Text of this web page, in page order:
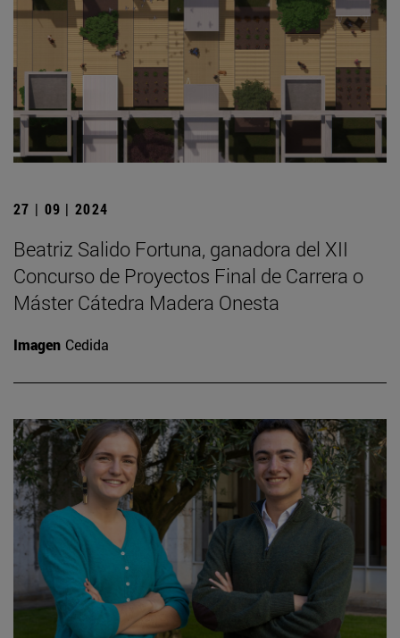
27 | 09 | 2024
Beatriz Salido Fortuna, ganadora del XII
Concurso de Proyectos Final de Carrera o
Máster Cátedra Madera Onesta
Imagen Cedida